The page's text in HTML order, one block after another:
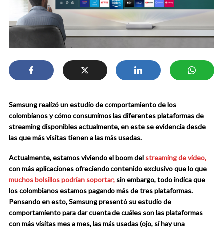
Samsung realizó un estudio de comportamiento de los
colombianos y cómo consumimos las diferentes plataformas de
streaming disponibles actualmente, en este se evidencia desde
las que más visitas tienen a las más usadas.
Actualmente, estamos viviendo el boom del streaming de video,
con más aplicaciones ofreciendo contenido exclusivo que lo que
muchos bolsillos podrían soportar; sin embargo, todo indica que
los colombianos estamos pagando más de tres plataformas.
Pensando en esto, Samsung presentó su estudio de
comportamiento para dar cuenta de cuáles son las plataformas
con más visitas mes a mes, las más usadas (ojo, sí hay una